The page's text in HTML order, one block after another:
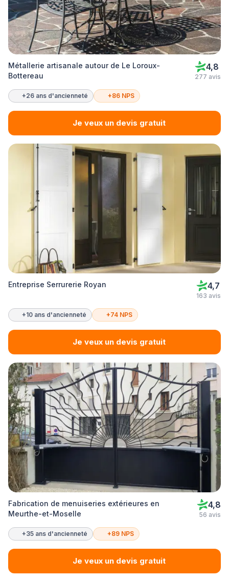
Métallerie artisanale autour de Le Loroux-
Bottereau
4,8
277 avis
+26 ans d'ancienneté +86 NPS
Je veux un devis gratuit
Entreprise Serrurerie Royan 4,7
163 avis
+10 ans d'ancienneté +74 NPS
Je veux un devis gratuit
Fabrication de menuiseries extérieures en
Meurthe-et-Moselle
4,8
56 avis
+35 ans d'ancienneté +89 NPS
Je veux un devis gratuit